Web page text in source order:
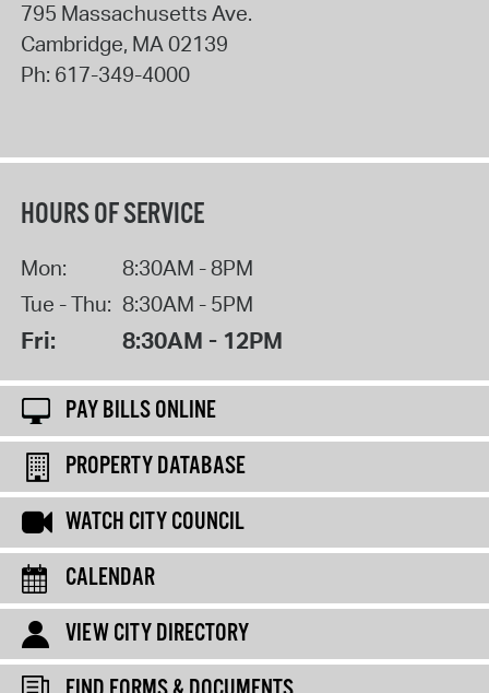
795 Massachusetts Ave.
Cambridge, MA02139
Ph: 617-349-4000
HOURS OF SERVICE
Mon:
8:30AM - 8PM
Tue - Thu: 8:30AM - 5PM
Fri: 8:30AM - 12PM
PAY BILLS ONLINE
PROPERTY DATABASE
WATCH CITY COUNCIL
CALENDAR
VIEW CITY DIRECTORY